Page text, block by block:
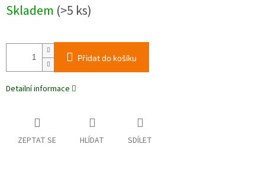
cena:
Skladem (>5 ks)
Přidat do košíku
Detailní informace
ZEPTAT SE HLÍDAT SDÍLET